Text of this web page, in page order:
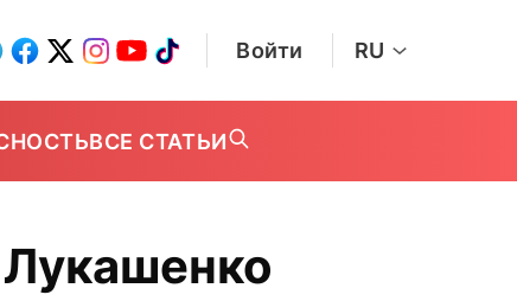
Войти RU
ВСЕ СТАТЬИ